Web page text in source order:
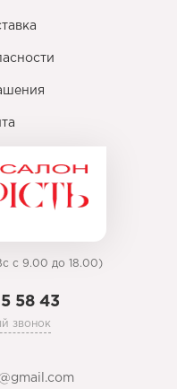
с 9.00 до 18.00)
58 43
звонок